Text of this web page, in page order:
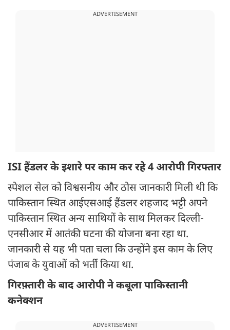
ADVERTISEMENT
ISI हैंडलर के इशारे पर काम कर रहे 4 आरोपी गिरफ्तार
स्पेशल सेल को विश्वसनीय और ठोस जानकारी मिली थी कि
पाकिस्तान स्थित आईएसआई हैंडलर शहजाद भट्टी अपने
पाकिस्तान स्थित अन्य साथियों के साथ मिलकर दिल्ली-
एनसीआर में आतंकी घटना की योजना बना रहा था.
जानकारी से यह भी पता चला कि उन्होंने इस काम के लिए
पंजाब के युवाओं को भर्ती किया था.
गिरफ़्तारी के बाद आरोपी ने कबूला पाकिस्तानी
कनेक्शन
ADVERTISEMENT